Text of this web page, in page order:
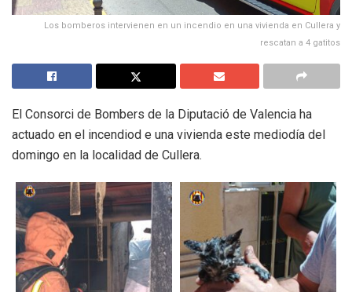
Los bomberos intervienen en un incendio en una vivienda en Cullera y
rescatan a 4 gatitos
El Consorci de Bombers de la Diputació de Valencia ha
actuado en el incendiod e una vivienda este mediodía del
domingo en la localidad de Cullera.